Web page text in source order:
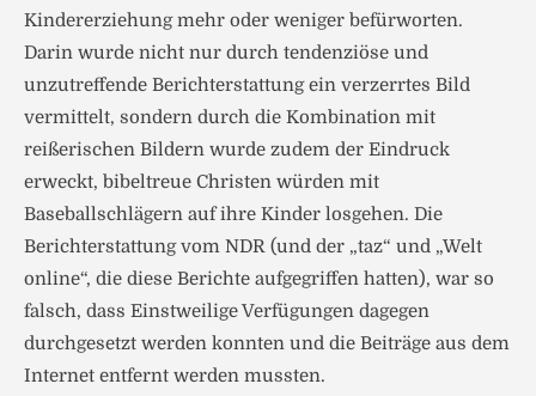
Kindererziehung mehr oder weniger befürworten.
Darin wurde nicht nur durch tendenziöse und
unzutreffende Berichterstattung ein verzerrtes Bild
vermittelt, sondern durch die Kombination mit
reißerischen Bildern wurde zudem der Eindruck
erweckt, bibeltreue Christen würden mit
Baseballschlägern auf ihre Kinder losgehen. Die
Berichterstattung vom NDR (und der „taz“ und „Welt
online“, die diese Berichte aufgegriffen hatten), war so
falsch, dass Einstweilige Verfügungen dagegen
durchgesetzt werden konnten und die Beiträge aus dem
Internet entfernt werden mussten.